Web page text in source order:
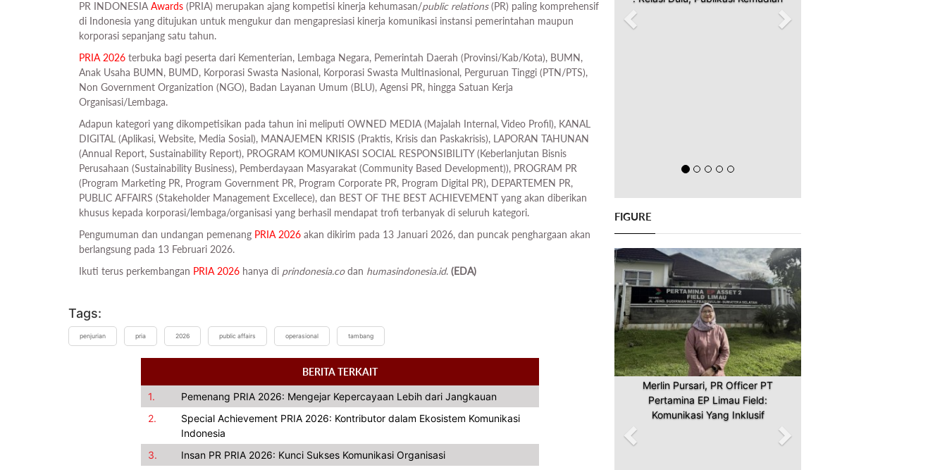
PR INDONESIA Awards (PRIA) merupakan ajang kompetisi kinerja kehumasan/public relations(PR) paling komprehensif
di Indonesia yang ditujukan untuk mengukur dan mengapresiasi kinerja komunikasi instansi pemerintahan maupun
korporasi sepanjang satu tahun.
PRIA 2026 terbuka bagi peserta dari Kementerian, Lembaga Negara, Pemerintah Daerah (Provinsi/Kab/Kota), BUMN,
Anak Usaha BUMN, BUMD, Korporasi Swasta Nasional, Korporasi Swasta Multinasional, Perguruan Tinggi (PTN/PTS),
Non Government Organization (NGO), Badan Layanan Umum (BLU), Agensi PR, hingga Satuan Kerja
Organisasi/Lembaga.
Adapun kategori yang dikompetisikan pada tahun ini meliputi OWNED MEDIA (Majalah Internal, Video Profil), KANAL
DIGITAL (Aplikasi, Website, Media Sosial), MANAJEMEN KRISIS (Praktis, Krisis dan Paskakrisis), LAPORAN TAHUNAN
(Annual Report, Sustainability Report), PROGRAM KOMUNIKASI SOCIAL RESPONSIBILITY (Keberlanjutan Bisnis
Perusahaan (Sustainability Business), Pemberdayaan Masyarakat (Community Based Development)), PROGRAM PR
(Program Marketing PR, Program Government PR, Program Corporate PR, Program Digital PR), DEPARTEMEN PR,
PUBLIC AFFAIRS (Stakeholder Management Excellece), dan BEST OF THE BEST ACHIEVEMENT yang akan diberikan
khusus kepada korporasi/lembaga/organisasi yang berhasil mendapat trofi terbanyak di seluruh kategori.
Pengumuman dan undangan pemenang PRIA 2026 akan dikirim pada 13 Januari 2026, dan puncak penghargaan akan
berlangsung pada 13 Februari 2026.
Ikuti terus perkembangan PRIA 2026 hanya di prindonesia.codan humasindonesia.id. (EDA)
Tags:
penjurian pria 2026 public affairs operasional tambang
BERITA TERKAIT
1.
Pemenang PRIA 2026: Mengejar Kepercayaan Lebih dari Jangkauan
2.
Special Achievement PRIA 2026: Kontributor dalam Ekosistem Komunikasi
Indonesia
3.
Insan PR PRIA 2026: Kunci Sukses Komunikasi Organisasi
FIGURE
Merlin Pursari, PR Officer PT
Pertamina EP Limau Field:
Komunikasi Yang Inklusif
Previous Next